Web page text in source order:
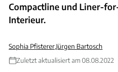
Compactline und Liner-
Interieur.
Sophia Pfisterer,Jürgen Bartosch
Zuletzt aktualisiert am 08.08.2022